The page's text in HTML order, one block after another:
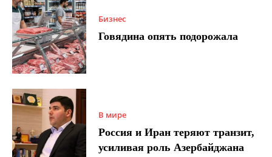
Бизнес
Говядина опять подорожала
В мире
Россия и Иран теряют транзит,
усиливая роль Азербайджана